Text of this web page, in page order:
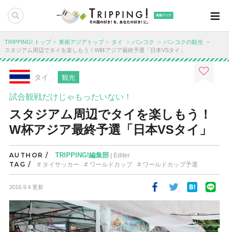
東南アジア
TRIPPING! トップ 東南アジアトップ タイ バンコク
バンコクの観光
スタジアム周辺でタイを楽しもう！W杯アジア最終予選「日本VSタイ」
タイ 観光
試合観戦だけじゃもったいない！
スタジアム周辺でタイを楽しもう！
W杯アジア最終予選「日本VSタイ」
AUTHOR / TRIPPING!編集部| Editer
TAG / タイサッカー ワールドカップ ワールドカップ予選
2016.9.4 更新